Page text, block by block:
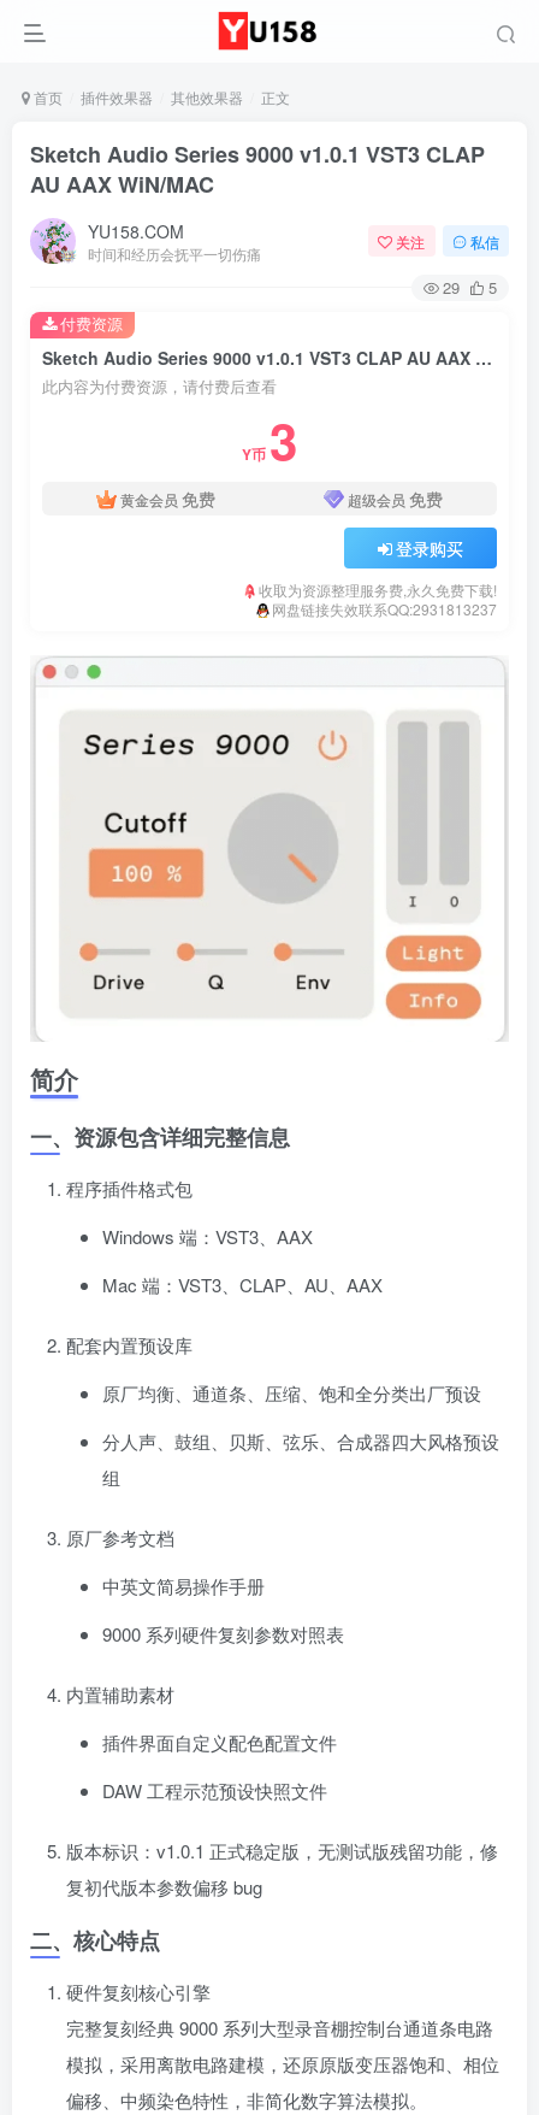
首页 插件效果器 其他效果器 正文
Sketch Audio Series 9000 v1.0.1 VST3 CLAP
AU AAX WiN/MAC
YU158.COM
时间和经历会抚平一切伤痛
关注 私信
29 5
Sketch Audio Series 9000 v1.0.1 VST3 CLAP AU AAX WiN/MAC
此内容为付费资源，请付费后查看
Y币 3
黄金会员 免费 超级会员 免费
登录购买
收取为资源整理服务费,永久免费下载!
网盘链接失效联系QQ:2931813237
付费资源
简介
一、资源包含详细完整信息
程序插件格式包
Windows 端：VST3、AAX
Mac 端：VST3、CLAP、AU、AAX
配套内置预设库
原厂均衡、通道条、压缩、饱和全分类出厂预设
分人声、鼓组、贝斯、弦乐、合成器四大风格预设
组
原厂参考文档
中英文简易操作手册
9000 系列硬件复刻参数对照表
内置辅助素材
插件界面自定义配色配置文件
DAW 工程示范预设快照文件
版本标识：v1.0.1 正式稳定版，无测试版残留功能，修
复初代版本参数偏移 bug
二、核心特点
硬件复刻核心引擎
完整复刻经典 9000 系列大型录音棚控制台通道条电路
模拟，采用离散电路建模，还原原版变压器饱和、相位
偏移、中频染色特性，非简化数字算法模拟。